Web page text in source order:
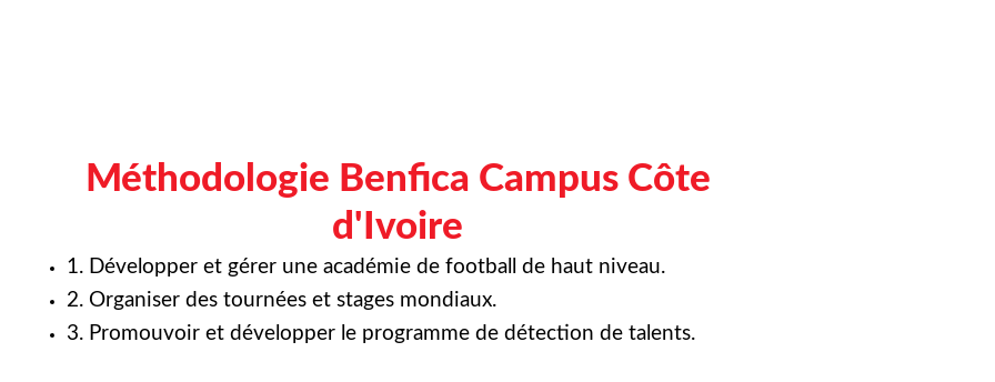
Méthodologie Benfica Campus Côte
d'Ivoire
1. Développer et gérer une académie de football de haut niveau.
2. Organiser des tournées et stages mondiaux.
3. Promouvoir et développer le programme de détection de talents.